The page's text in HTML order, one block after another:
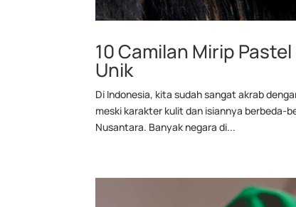
10 Camilan Mirip
Unik
Di Indonesia, kita sudah sangat akrab
meski karakter kulit dan isiannya berbeda-
Nusantara. Banyak negara di...